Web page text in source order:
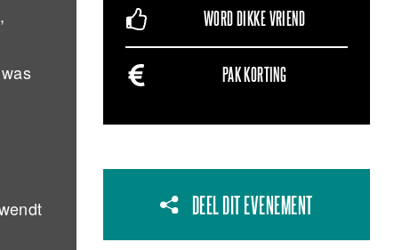
WORD DIKKE VRIEND
PAK KORTING
DEEL DIT EVENEMENT